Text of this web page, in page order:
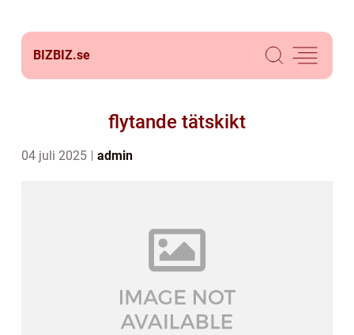
BIZBIZ.se
flytande tätskikt
04 juli 2025 admin